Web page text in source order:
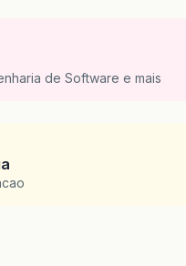
de Software e mais